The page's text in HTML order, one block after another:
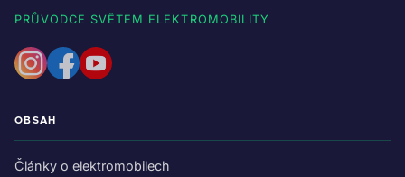
PRŮVODCE SVĚTEM ELEKTROMOBILITY
OBSAH
Články o elektromobilech